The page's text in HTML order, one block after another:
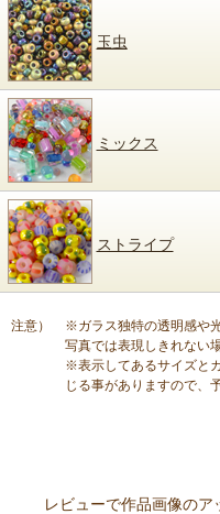
玉虫
ミックス
ストライプ
注意）
※ガラス独特の透明感や
写真では表現しきれない
※表示してあるサイズと
じる事がありますので、
レビューで作品画像の